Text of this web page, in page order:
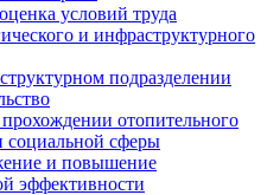
условий труда
и инфраструктурного
подразделении
отопительного
сферы
и повышение
эффективности